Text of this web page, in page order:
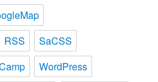
RSS
SaCSS
WordPress